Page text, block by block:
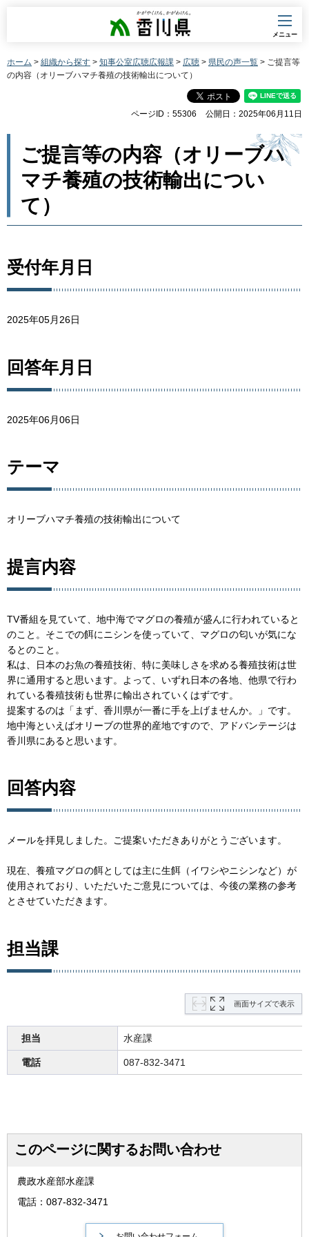
香川県
メニュー
ホーム > 組織から探す > 知事公室広聴広報課 > 広聴 > 県民の声一覧 > ご提言等
の内容（オリーブハマチ養殖の技術輸出について）
ページID：55306 公開日：2025年06月11日
ご提言等の内容（オリーブハ
マチ養殖の技術輸出につい
て）
受付年月日
2025年05月26日
回答年月日
2025年06月06日
テーマ
オリーブハマチ養殖の技術輸出について
提言内容
TV番組を見ていて、地中海でマグロの養殖が盛んに行われていると
のこと。そこでの餌にニシンを使っていて、マグロの匂いが気にな
るとのこと。
私は、日本のお魚の養殖技術、特に美味しさを求める養殖技術は世
界に通用すると思います。よって、いずれ日本の各地、他県で行わ
れている養殖技術も世界に輸出されていくはずです。
提案するのは「まず、香川県が一番に手を上げませんか。」です。
地中海といえばオリーブの世界的産地ですので、アドバンテージは
香川県にあると思います。
回答内容
メールを拝見しました。ご提案いただきありがとうございます。
現在、養殖マグロの餌としては主に生餌（イワシやニシンなど）が
使用されており、いただいたご意見については、今後の業務の参考
とさせていただきます。
担当課
画面サイズで表示
担当 水産課
電話 087-832-3471
このページに関するお問い合わせ
農政水産部水産課
電話：087-832-3471